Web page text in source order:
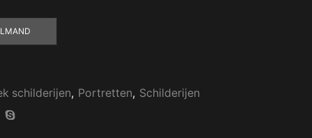
schilderijen, Portretten, Schilderijen